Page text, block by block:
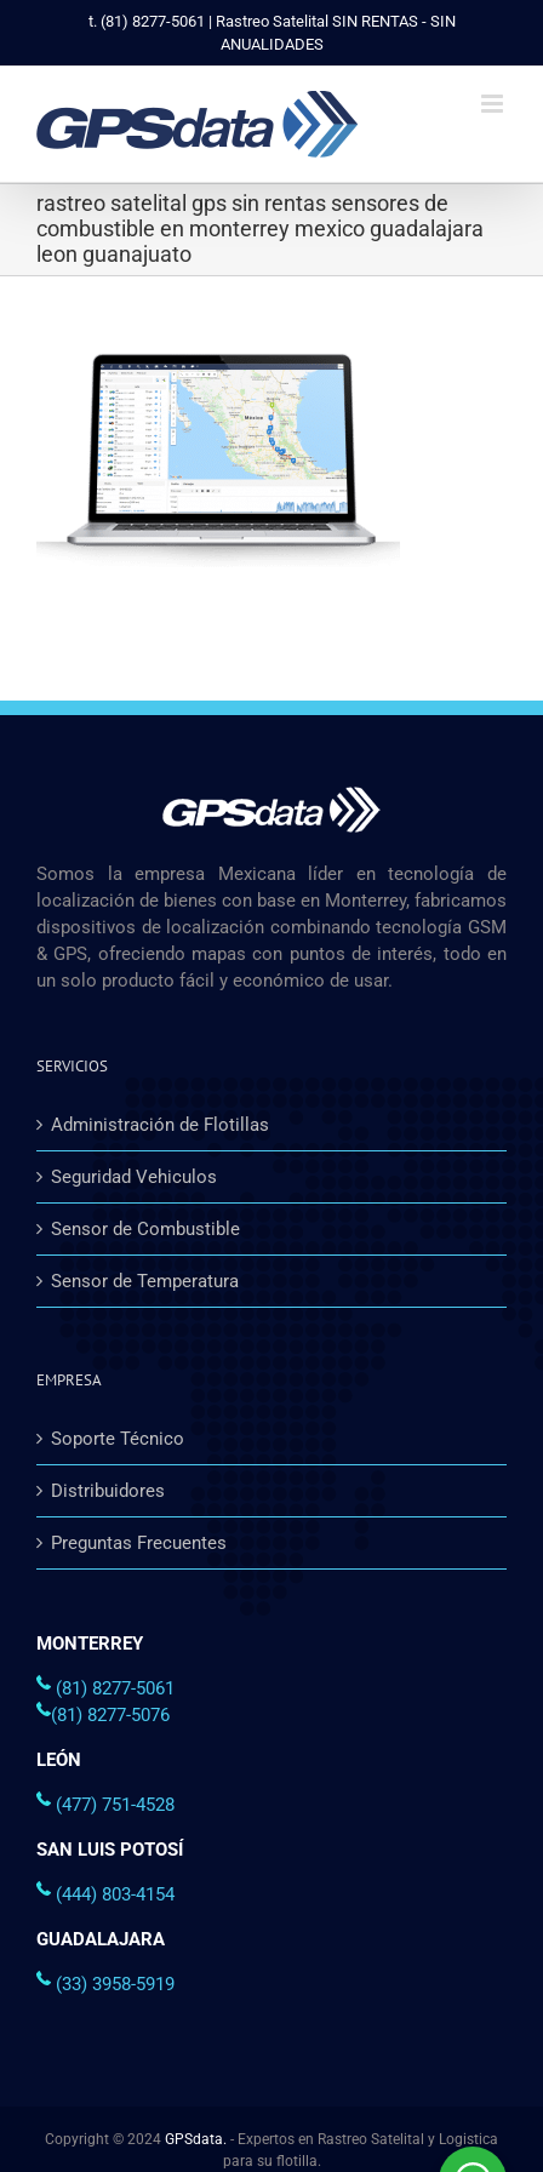
contenido
t. (81) 8277-5061 | Rastreo Satelital SIN RENTAS - SIN
ANUALIDADES
rastreo satelital gps sin rentas sensores de
combustible en monterrey mexico guadalajara
leon guanajuato
Somos la empresa Mexicana líder en tecnología de
localización de bienes con base en Monterrey, fabricamos
dispositivos de localización combinando tecnología GSM
& GPS, ofreciendo mapas con puntos de interés, todo en
un solo producto fácil y económico de usar.
SERVICIOS
Administración de Flotillas
Seguridad Vehiculos
Sensor de Combustible
Sensor de Temperatura
EMPRESA
Soporte Técnico
Distribuidores
Preguntas Frecuentes
MONTERREY
(81) 8277-5061
(81) 8277-5076
LEÓN
(477) 751-4528
SAN LUIS POTOSÍ
(444) 803-4154
GUADALAJARA
(33) 3958-5919
Copyright © 2024 GPSdata. - Expertos en Rastreo Satelital y Logistica
para su flotilla.